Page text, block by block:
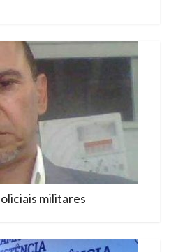
militares